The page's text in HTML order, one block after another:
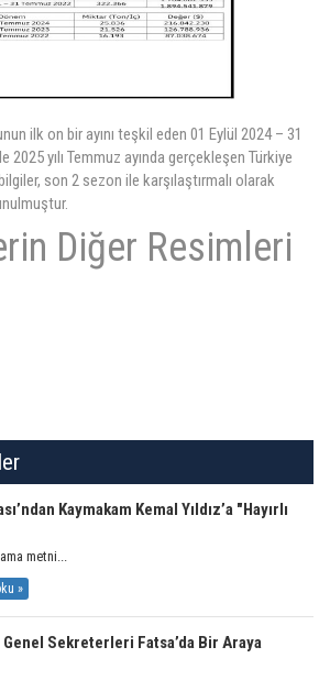
ilk on bir ayını teşkil eden 01 Eylül 2024 – 31
2025 yılı Temmuz ayında gerçekleşen Türkiye
son 2 sezon ile karşılaştırmalı olarak
Diğer Resimleri
Kaymakam Kemal Yıldız’a "Hayırlı
metni...
»
Sekreterleri Fatsa’da Bir Araya